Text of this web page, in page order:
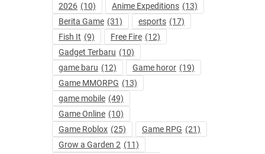
2026 (10) Anime Expeditions (13)
Berita Game (31) esports (17)
Fish It (9) Free Fire (12)
Gadget Terbaru (10)
game baru (12) Game horor (19)
Game MMORPG (13)
game mobile (49)
Game Online (10)
Game Roblox (25) Game RPG (21)
Grow a Garden 2 (11)